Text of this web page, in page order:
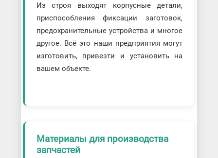
Из строя выходят корпусные детали,
приспособления фиксации заготовок,
предохранительные устройства и многое
другое. Всё это наши предприятия могут
изготовить, привезти и установить на
вашем объекте.
Материалы для производства
запчастей